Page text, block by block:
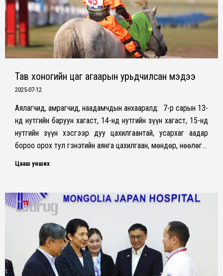
Тав хоногийн цаг агаарын урьдчилсан мэдээ
2025-07-12
Аялагчид, амрагчид, наадамчдын анхааралд: 7-р сарын 13-
нд нутгийн баруун хагаст, 14-нд нутгийн зүүн хагаст, 15-нд
нутгийн зүүн хэсгээр дуу цахилгаантай, усархаг аадар
бороо орох тул гэнэтийн аянга цахилгаан, мөндөр, нөөлөг…
Цааш унших